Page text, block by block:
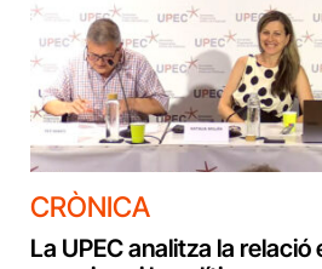
CRÒNICA
La UPEC analitza la relació